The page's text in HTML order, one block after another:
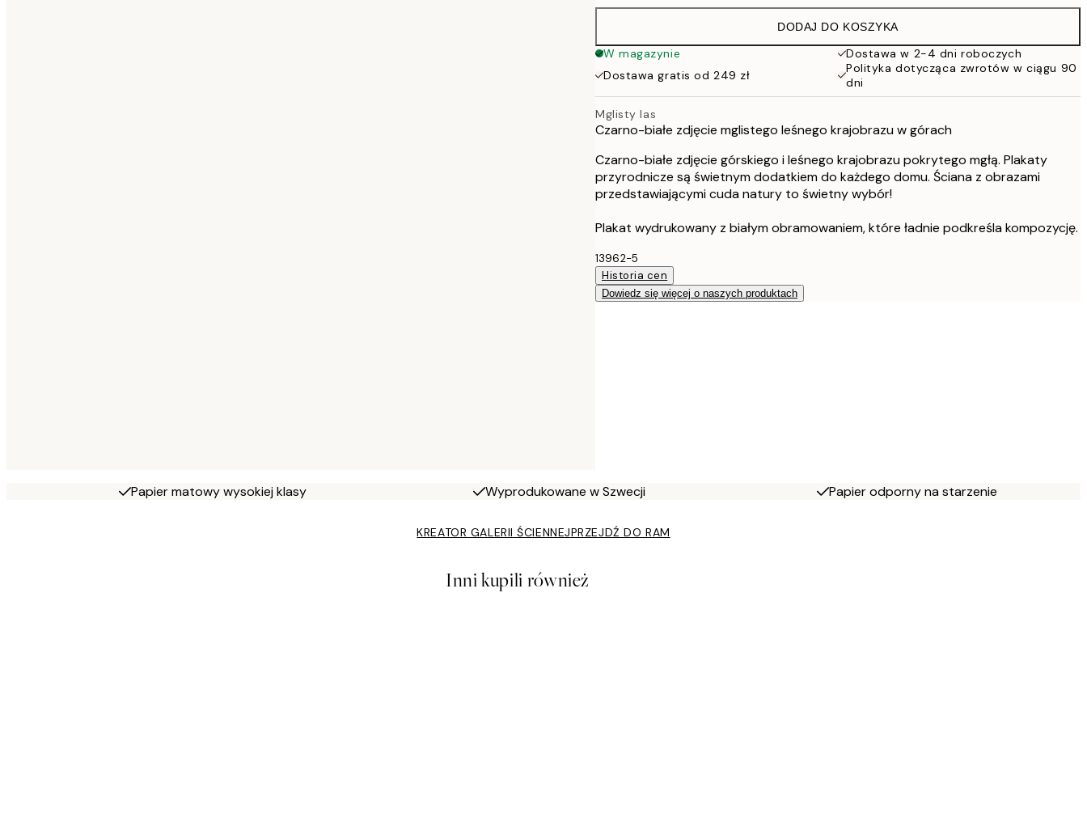
152 zł
DODAJ DO KOSZYKA
W magazynie
Dostawa w 2-4 dni roboczych
Dostawa gratis od 249 zł
Polityka dotycząca zwrotów w ciągu 90
dni
Mglisty las
Czarno-białe zdjęcie mglistego leśnego krajobrazu w górach
Czarno-białe zdjęcie górskiego i leśnego krajobrazu pokrytego mgłą. Plakaty
przyrodnicze są świetnym dodatkiem do każdego domu. Ściana z obrazami
przedstawiającymi cuda natury to świetny wybór!
Plakat wydrukowany z białym obramowaniem, które ładnie podkreśla kompozycję.
13962-5
Historia cen
Dowiedz się więcej o naszych produktach
Papier matowy wysokiej klasy Wyprodukowane w Szwecji Papier odporny na starzenie
KREATOR GALERII ŚCIENNEJPRZEJDŹ DO RAM
Inni kupili również